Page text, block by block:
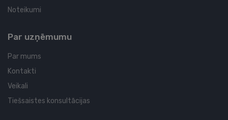
Noteikumi
Par uzņēmumu
Par mums
Kontakti
Veikali
Tiešsaistes konsultācijas